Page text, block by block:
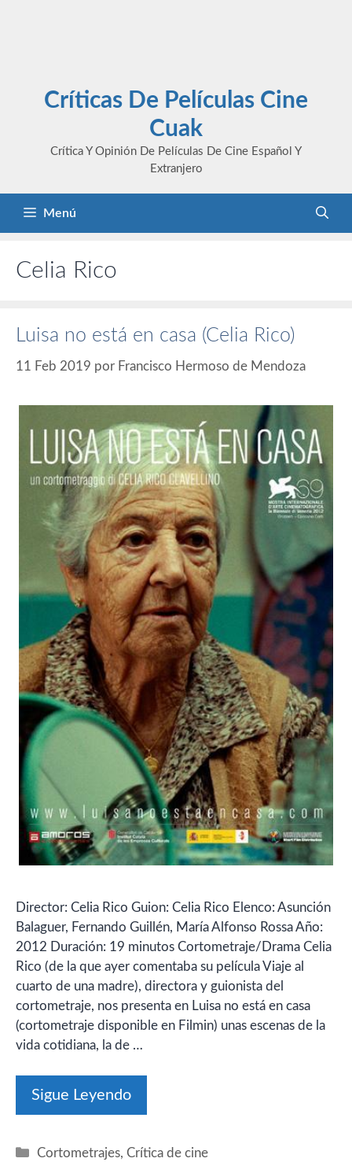
Críticas De Películas Cine
Cuak
Crítica Y Opinión De Películas De Cine Español Y
Extranjero
Menú
Celia Rico
Luisa no está en casa (Celia Rico)
11 Feb 2019 por Francisco Hermoso de Mendoza
Director: Celia Rico Guion: Celia Rico Elenco: Asunción
Balaguer, Fernando Guillén, María Alfonso Rossa Año:
2012 Duración: 19 minutos Cortometraje/Drama Celia
Rico (de la que ayer comentaba su película Viaje al
cuarto de una madre), directora y guionista del
cortometraje, nos presenta en Luisa no está en casa
(cortometraje disponible en Filmin) unas escenas de la
vida cotidiana, la de …
Sigue Leyendo
Categorías
Cortometrajes,Crítica de cine